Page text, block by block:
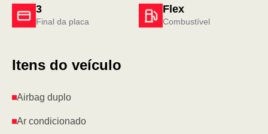
3
Final da placa
Flex
Combustível
Itens do veículo
Airbag duplo
Ar condicionado